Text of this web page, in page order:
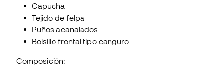
Capucha
Tejido de felpa
Puños acanalados
Bolsillo frontal tipo canguro
Composición: